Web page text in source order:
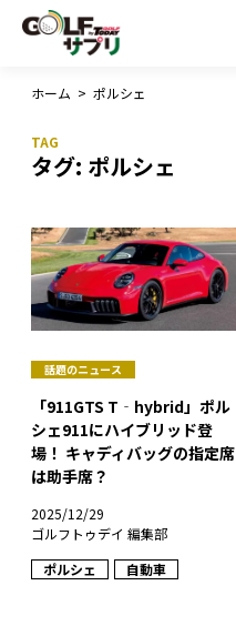
ホーム > ポルシェ
タグ: ポルシェ
話題のニュース
「911GTS T‐hybrid」ポル
シェ911にハイブリッド登
場！ キャディバッグの指定席
は助手席？
2025/12/29
ゴルフトゥデイ 編集部
ポルシェ
自動車